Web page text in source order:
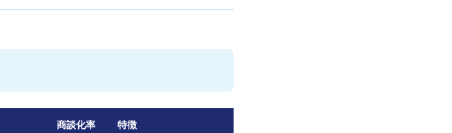
商談化率 特徴